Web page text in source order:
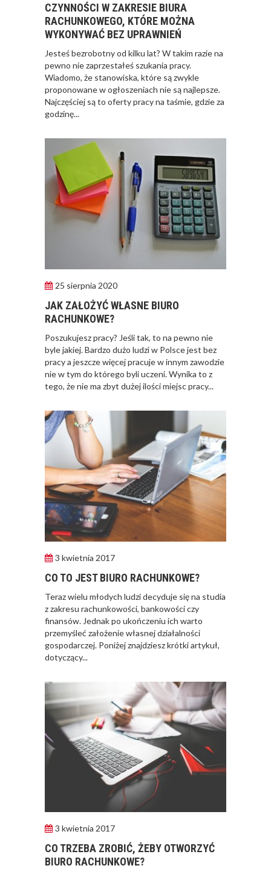
CZYNNOŚCI W ZAKRESIE BIURA
RACHUNKOWEGO, KTÓRE MOŻNA
WYKONYWAĆ BEZ UPRAWNIEŃ
Jesteś bezrobotny od kilku lat? W takim razie na
pewno nie zaprzestałeś szukania pracy.
Wiadomo, że stanowiska, które są zwykle
proponowane w ogłoszeniach nie są najlepsze.
Najczęściej są to oferty pracy na taśmie, gdzie za
godzinę...
25 sierpnia 2020
JAK ZAŁOŻYĆ WŁASNE BIURO
RACHUNKOWE?
Poszukujesz pracy? Jeśli tak, to na pewno nie
byle jakiej. Bardzo dużo ludzi w Polsce jest bez
pracy a jeszcze więcej pracuje w innym zawodzie
nie w tym do którego byli uczeni. Wynika to z
tego, że nie ma zbyt dużej ilości miejsc pracy...
3 kwietnia 2017
CO TO JEST BIURO RACHUNKOWE?
Teraz wielu młodych ludzi decyduje się na studia
z zakresu rachunkowości, bankowości czy
finansów. Jednak po ukończeniu ich warto
przemyśleć założenie własnej działalności
gospodarczej. Poniżej znajdziesz krótki artykuł,
dotyczący...
3 kwietnia 2017
CO TRZEBA ZROBIĆ, ŻEBY OTWORZYĆ
BIURO RACHUNKOWE?